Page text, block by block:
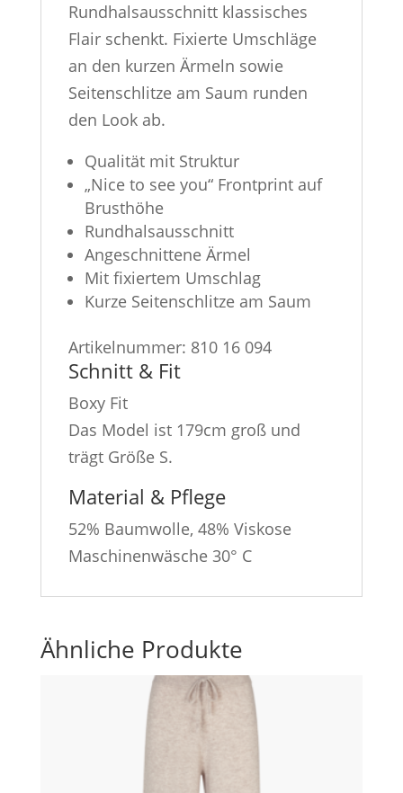
Rundhalsausschnitt klassisches
Flair schenkt. Fixierte Umschläge
an den kurzen Ärmeln sowie
Seitenschlitze am Saum runden
den Look ab.
Qualität mit Struktur
„Nice to see you“ Frontprint auf
Brusthöhe
Rundhalsausschnitt
Angeschnittene Ärmel
Mit fixiertem Umschlag
Kurze Seitenschlitze am Saum
Artikelnummer: 810 16 094
Schnitt & Fit
Boxy Fit
Das Model ist 179cm groß und
trägt Größe S.
Material & Pflege
52% Baumwolle, 48% Viskose
Maschinenwäsche 30° C
Ähnliche Produkte